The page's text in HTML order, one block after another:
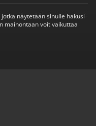
näytetään sinulle hakusi
mainontaan voit vaikuttaa